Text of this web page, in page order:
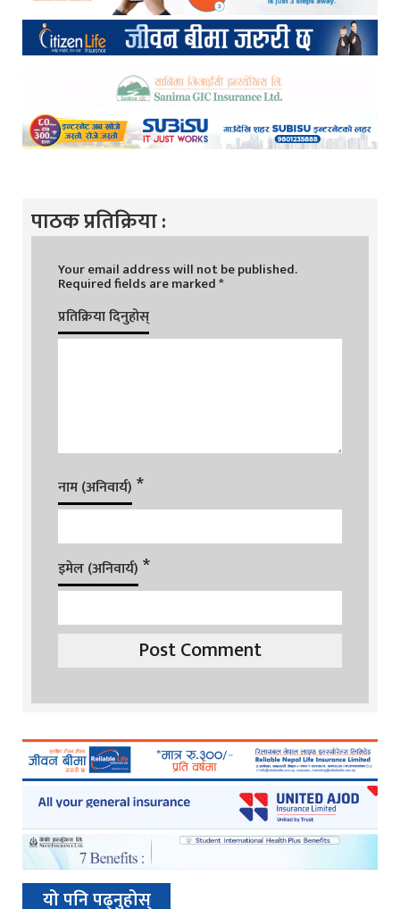
पाठक प्रतिक्रिया :
Your email address will not be published.
Required fields are marked*
प्रतिक्रिया दिनुहोस्
नाम (अनिवार्य) *
इमेल (अनिवार्य) *
यो पनि पढ्नुहोस्